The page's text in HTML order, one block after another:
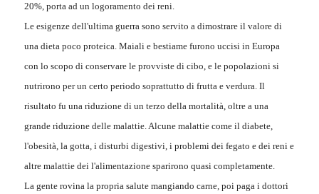
20%, porta ad un logoramento dei reni.
Le esigenze dell'ultima guerra sono servito a dimostrare il valore di
una dieta poco proteica. Maiali e bestiame furono uccisi in Europa
con lo scopo di conservare le provviste di cibo, e le popolazioni si
nutrirono per un certo periodo soprattutto di frutta e verdura. Il
risultato fu una riduzione di un terzo della mortalità, oltre a una
grande riduzione delle malattie. Alcune malattie come il diabete,
l'obesità, la gotta, i disturbi digestivi, i problemi dei fegato e dei reni e
altre malattie dei l'alimentazione sparirono quasi completamente.
La gente rovina la propria salute mangiando carne, poi paga i dottori